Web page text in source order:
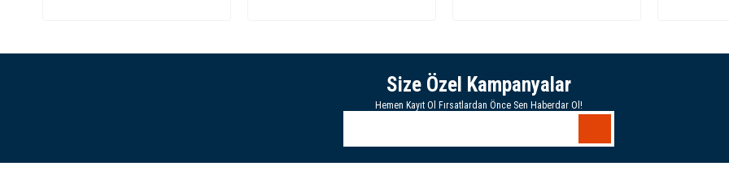
Size Özel Kampanyalar
Hemen Kayıt Ol Fırsatlardan Önce Sen Haberdar Ol!